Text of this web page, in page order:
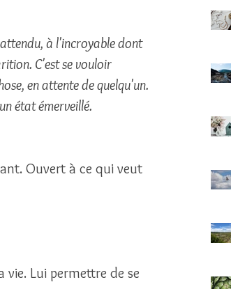
à l'incroyable dont
C'est se vouloir
en attente de quelqu'un.
état émerveillé.
Ouvert à ce qui veut
vie. Lui permettre de se